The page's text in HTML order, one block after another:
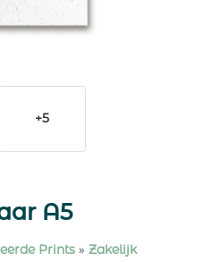
+5
A5
Prints » Zakelijk